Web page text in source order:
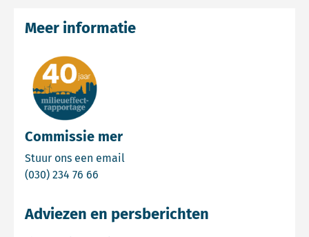
Commissie mer
Stuur ons een email
(030) 234 76 66
Meer informatie
Adviezen en persberichten